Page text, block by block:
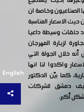
English
الصناعيون وخاصة ان
الاسعار المناسبة
حلقات وسيطة داعيا
لزيارة المهرجان
خلال الجولة التي
واكدوا لنا انها
كما بيّن الدكتور
دمشق للشركات
أكبر.